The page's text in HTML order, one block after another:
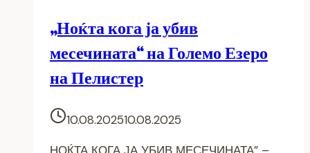
„Ноќта кога ја убив
месечината“ на Големо Езеро
на Пелистер
10.08.202510.08.2025